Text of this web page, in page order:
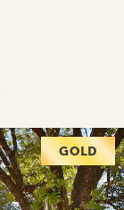
GOLD